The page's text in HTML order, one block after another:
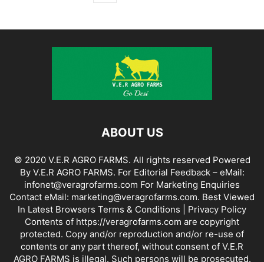
ABOUT US
© 2020 V.E.R AGRO FARMS. All rights reserved Powered
By V.E.R AGRO FARMS. For Editorial Feedback – eMail:
infonet@veragrofarms.com For Marketing Enquiries
Contact eMail: marketing@veragrofarms.com. Best Viewed
In Latest Browsers Terms & Conditions | Privacy Policy
Contents of https://veragrofarms.com are copyright
protected. Copy and/or reproduction and/or re-use of
contents or any part thereof, without consent of V.E.R
AGRO FARMS is illegal. Such persons will be prosecuted.